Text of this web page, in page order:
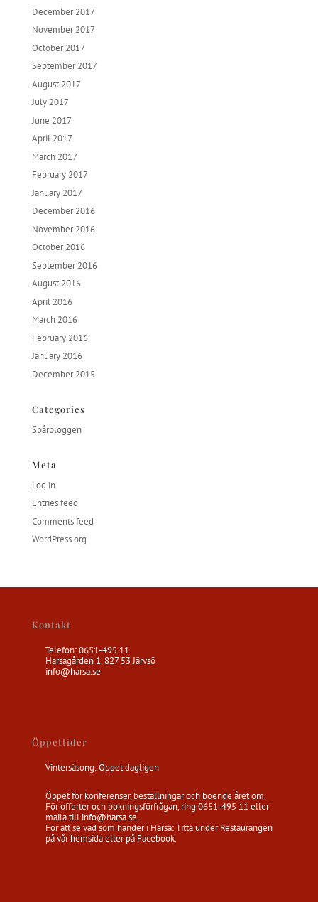
December 2017
November 2017
October 2017
September 2017
August 2017
July 2017
June 2017
April 2017
March 2017
February 2017
January 2017
December 2016
November 2016
October 2016
September 2016
August 2016
April 2016
March 2016
February 2016
January 2016
December 2015
Categories
Spårbloggen
Meta
Log in
Entries feed
Comments feed
WordPress.org
Kontakt
Telefon: 0651-495 11
Harsagården 1, 827 53 Järvsö
info@harsa.se
Öppettider
Vintersäsong: Öppet dagligen
Öppet för konferenser, beställningar och boende året om.
För offerter och bokningsförfrågan, ring 0651-495 11 eller
maila till info@harsa.se.
För att se vad som händer i Harsa: Titta under Restaurangen
på vår hemsida eller på Facebook.